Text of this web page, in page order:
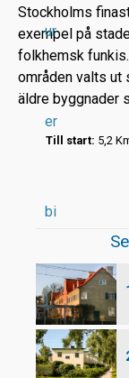
ur
er
bi
l
Stockholms
exempel på
folkhemsk
områden valts ut
äldre byggnader
Till start: 5,2